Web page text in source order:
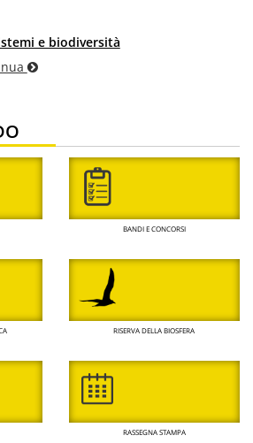
e biodiversità
BANDI E CONCORSI
RISERVA DELLA BIOSFERA
RASSEGNA STAMPA